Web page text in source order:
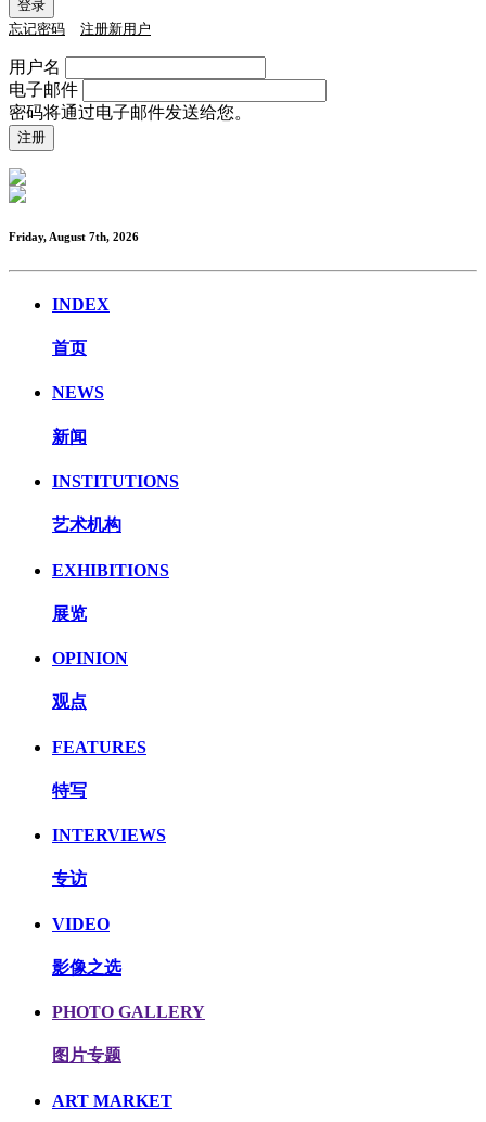
忘记密码 注册新用户
用户名
电子邮件
密码将通过电子邮件发送给您。
Friday, August 7th, 2026
INDEX
首页
NEWS
新闻
INSTITUTIONS
艺术机构
EXHIBITIONS
展览
OPINION
观点
FEATURES
特写
INTERVIEWS
专访
VIDEO
影像之选
PHOTO GALLERY
图片专题
ART MARKET